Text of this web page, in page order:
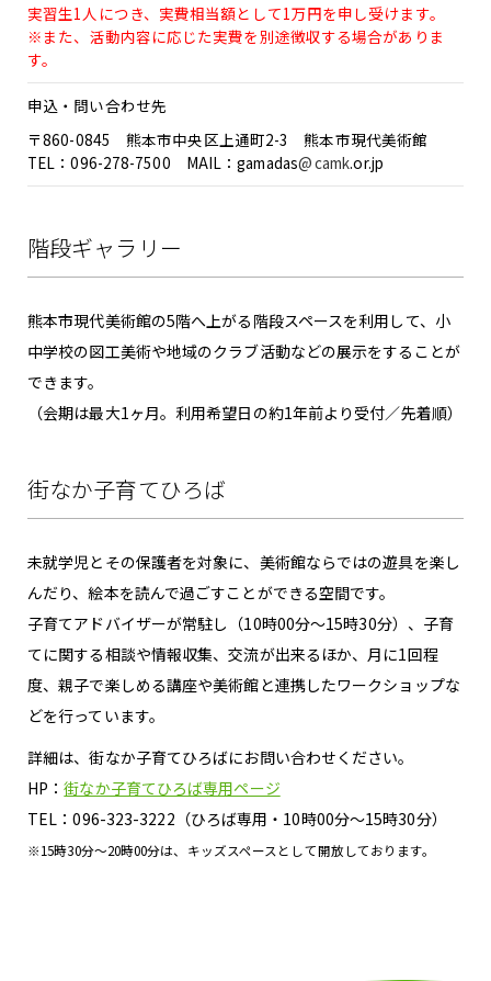
実習生1人につき、実費相当額として1万円を申し受けます。
※また、活動内容に応じた実費を別途徴収する場合がありま
す。
申込・問い合わせ先
〒860-0845 熊本市中央区上通町2-3 熊本市現代美術館
TEL：096-278-7500 MAIL：gamadas camk.or.jp
階段ギャラリー
熊本市現代美術館の5階へ上がる階段スペースを利用して、小
中学校の図工美術や地域のクラブ活動などの展示をすることが
できます。
（会期は最大1ヶ月。利用希望日の約1年前より受付／先着順）
街なか子育てひろば
未就学児とその保護者を対象に、美術館ならではの遊具を楽し
んだり、絵本を読んで過ごすことができる空間です。
子育てアドバイザーが常駐し（10時00分～15時30分）、子育
てに関する相談や情報収集、交流が出来るほか、月に1回程
度、親子で楽しめる講座や美術館と連携したワークショップな
どを行っています。
詳細は、街なか子育てひろばにお問い合わせください。
HP：街なか子育てひろば専用ページ
TEL：096-323-3222 （ひろば専用・10時00分～15時30分）
※15時30分～20時00分は、キッズスペースとして開放しております。